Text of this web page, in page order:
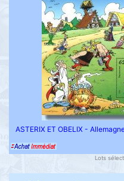
ASTERIX ET OBELIX -
Lots